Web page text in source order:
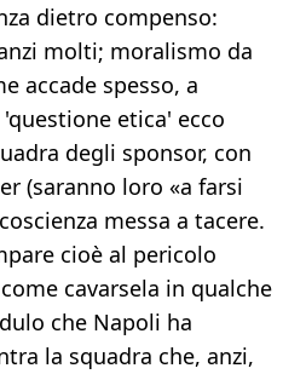
dietro compenso:
molti; moralismo da
accade spesso, a
etica' ecco
degli sponsor, con
(saranno loro «a farsi
messa a tacere.
cioè al pericolo
cavarsela in qualche
che Napoli ha
la squadra che, anzi,